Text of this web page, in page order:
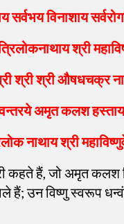
विनाशाय
श्री
श्री श्री औषधचक्र
अमृत कलश
नाथाय श्री
कहते हैं, जो अमृत
हैं; उन विष्णु स्वरूप